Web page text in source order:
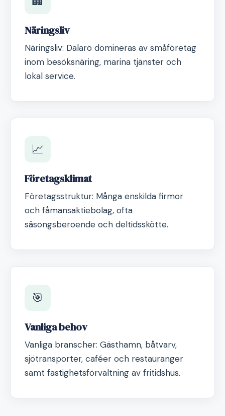
Näringsliv
Näringsliv: Dalarö domineras av småföretag
inom besöksnäring, marina tjänster och
lokal service.
📈
Företagsklimat
Företagsstruktur: Många enskilda firmor
och fåmansaktiebolag, ofta
säsongsberoende och deltidsskötte.
🎯
Vanliga behov
Vanliga branscher: Gästhamn, båtvarv,
sjötransporter, caféer och restauranger
samt fastighetsförvaltning av fritidshus.